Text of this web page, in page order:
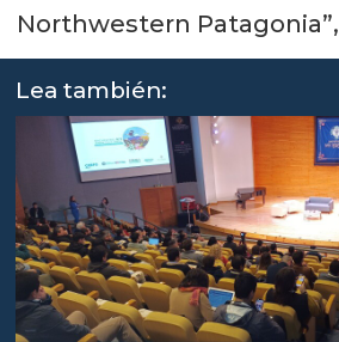
Northwestern Patagonia”,
Lea también: